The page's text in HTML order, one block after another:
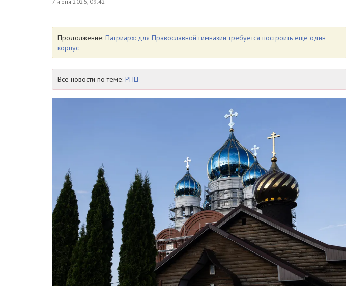
Продолжение: Патриарх: для Православной гимназии требуется построить еще один
корпус
Все новости по теме: РПЦ